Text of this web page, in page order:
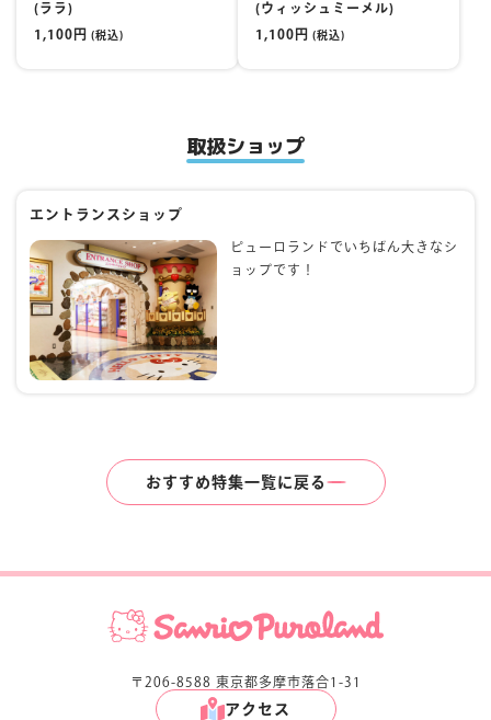
(ララ)
1,100円 (税込)
(ウィッシュミーメル)
1,100円 (税込)
取扱ショップ
エントランスショップ
ピューロランドでいちばん大きなシ
ョップです！
おすすめ特集一覧に戻る
〒206-8588 東京都多摩市落合1-31
アクセス